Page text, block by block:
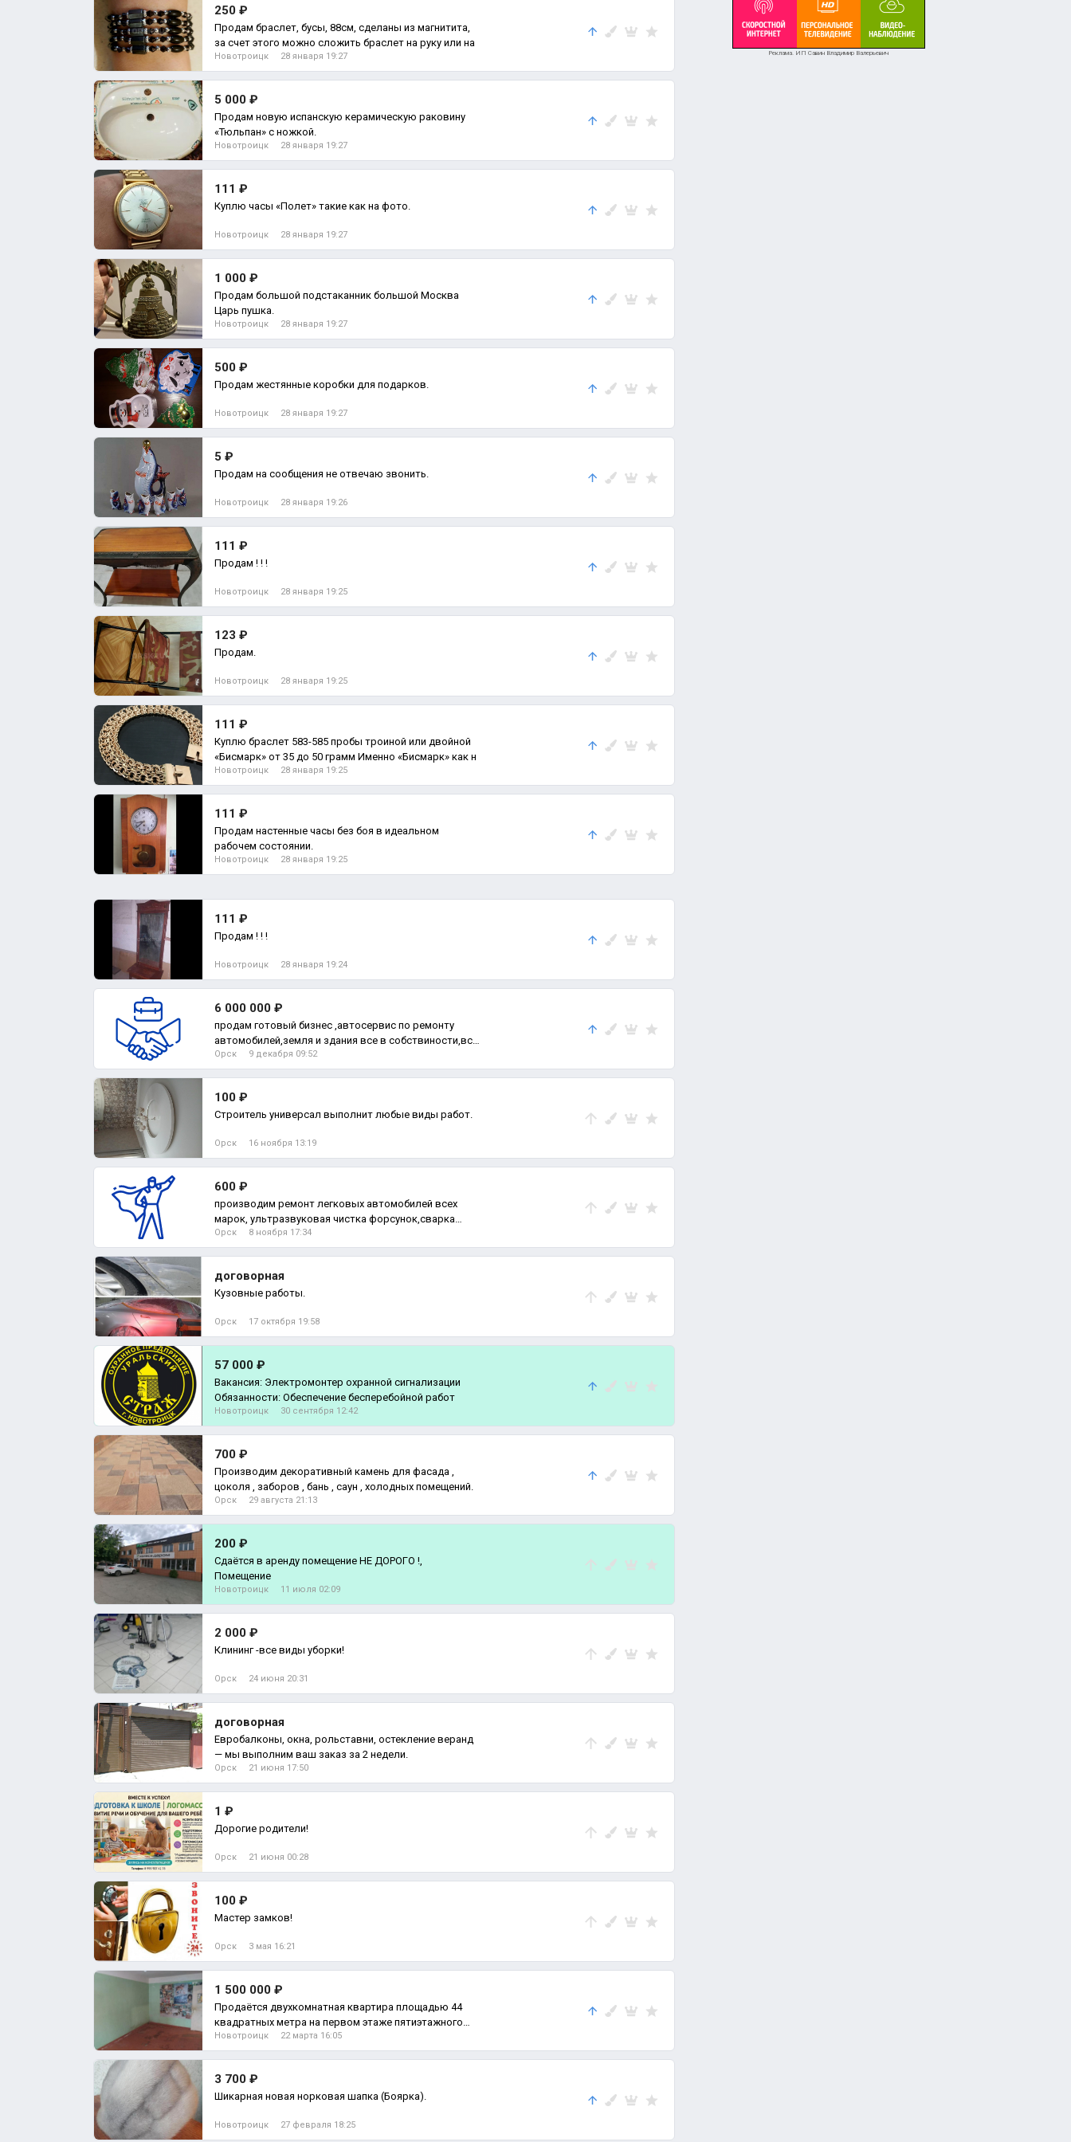
250 ₽
Продам браслет, бусы, 88см, сделаны из магнитита,
за счет этого можно сложить браслет на руку или на
Новотроицк 28 января 19:27
5 000 ₽
Продам новую испанскую керамическую раковину
«Тюльпан» с ножкой.
Новотроицк 28 января 19:27
111 ₽
Куплю часы «Полет» такие как на фото.
Новотроицк 28 января 19:27
1 000 ₽
Продам большой подстаканник большой Москва
Царь пушка.
Новотроицк 28 января 19:27
500 ₽
Продам жестянные коробки для подарков.
Новотроицк 28 января 19:27
5 ₽
Продам на сообщения не отвечаю звонить.
Новотроицк 28 января 19:26
111 ₽
Продам ! ! !
Новотроицк 28 января 19:25
123 ₽
Продам.
Новотроицк 28 января 19:25
111 ₽
Куплю браслет 583-585 пробы троиной или двойной
«Бисмарк» от 35 до 50 грамм Именно «Бисмарк» как н
Новотроицк 28 января 19:25
111 ₽
Продам настенные часы без боя в идеальном
рабочем состоянии.
Новотроицк 28 января 19:25
111 ₽
Продам ! ! !
Новотроицк 28 января 19:24
6 000 000 ₽
продам готовый бизнес ,автосервис по ремонту
автомобилей,земля и здания все в собствиности,все
вопро
Орск 9 декабря 09:52
100 ₽
Строитель универсал выполнит любые виды работ.
Орск 16 ноября 13:19
600 ₽
производим ремонт легковых автомобилей всех
марок, ультразвуковая чистка форсунок,сварка
кузовная, з
Орск 8 ноября 17:34
договорная
Кузовные работы.
Орск 17 октября 19:58
57 000 ₽
Вакансия: Электромонтер охранной сигнализации
Обязанности: Обеспечение бесперебойной работ
Новотроицк 30 сентября 12:42
700 ₽
Производим декоративный камень для фасада ,
цоколя , заборов , бань , саун , холодных помещений.
Орск 29 августа 21:13
200 ₽
Сдаётся в аренду помещение НЕ ДОРОГО !,
Помещение
Новотроицк 11 июля 02:09
2 000 ₽
Клининг -все виды уборки!
Орск 24 июня 20:31
договорная
Евробалконы, окна, рольставни, остекление веранд
— мы выполним ваш заказ за 2 недели.
Орск 21 июня 17:50
1 ₽
Дорогие родители!
Орск 21 июня 00:28
100 ₽
Мастер замков!
Орск 3 мая 16:21
1 500 000 ₽
Продаётся двухкомнатная квартира площадью 44
квадратных метра на первом этаже пятиэтажного
панельног, 2-комн. квартира
Новотроицк 22 марта 16:05
3 700 ₽
Шикарная новая норковая шапка (Боярка).
Новотроицк 27 февраля 18:25
Реклама. ИП Савин Владимир Валерьевич